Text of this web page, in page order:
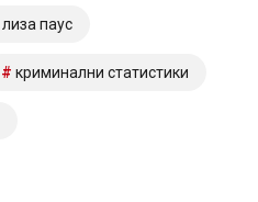
лиза паус
криминални статистики